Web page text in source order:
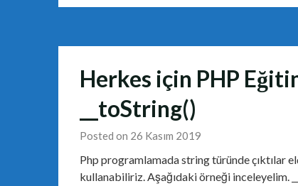
Herkes için PHP
__toString()
Posted on 26 Kasım 2019
Php programlamada string türünde çıktılar
kullanabiliriz. Aşağıdaki örneği inceleyelim.